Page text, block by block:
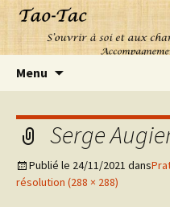
Menu
Serge
Publié le 24/11/2021 dans
résolution (288 × 288)